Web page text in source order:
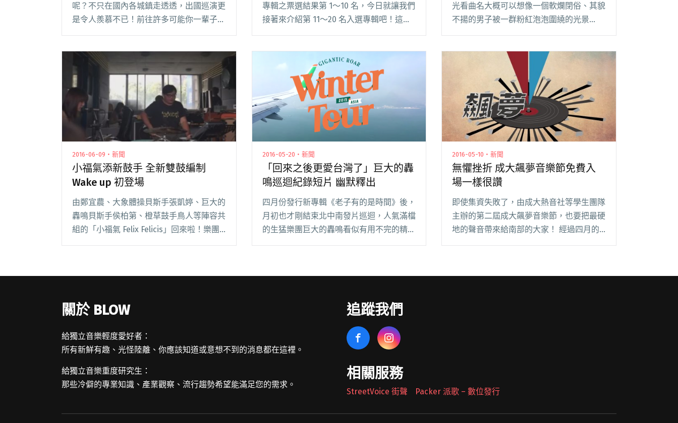
呢？不只在國內各城鎮走透透，出國巡演更
是令人羨慕不已！前往許多可能你一輩子都
不曾想過／不會去的地方，在各大 live
大堆當地美食……，你閱讀全文 "每周三來
樂悠悠看紀錄片聽故事！音樂人現場分享巡
迴辛酸血淚史"
專輯之票選結果第 1～10 名，今日就讓我們
接著來介紹第 11～20 名入選專輯吧！這些
作品將參展 9/13～10/9 在桃園展演中心舉
聽整張作品喔！ 閱讀全文 "2016 桃園鐵玫
瑰音樂展 最佳獨立專輯票選結果出爐！
（11～20名）"
光看曲名大概可以想像一個軟爛閉俗、其貌
不揚的男子被一群粉紅泡泡圍繞的光景
（笑），沒錯，故事描述一位宅男愛上了美
操，在腦中與對方ＯＯＸＸ卻不敢主動出
擊，於是，閱讀全文 "Flux 首波主打
MV〈宅男的戀愛日常〉跟宅宅一起跳舞
吧！"
2016-06-09・新聞
小福氣添新鼓手 全新雙鼓編制
Wake up 初登場
由鄭宜農、大象體操貝斯手張凱婷、巨大的
轟鳴貝斯手侯柏第、橙草鼓手鳥人等陣容共
組的「小福氣 Felix Felicis」回來啦！樂團
2016-05-20・新聞
「回來之後更愛台灣了」巨大的轟
鳴巡迴紀錄短片 幽默釋出
四月份發行新專輯《老子有的是時間》後，
月初也才剛結束北中南發片巡迴，人氣滿檔
的生猛樂團巨大的轟鳴看似有用不完的精
2016-05-10・新聞
無懼挫折 成大飆夢音樂節免費入
場一樣很讚
即使集資失敗了，由成大熱音社等學生團隊
主辦的第二屆成大飆夢音樂節，也要把最硬
地的聲音帶來給南部的大家！ 經過四月的
關於 BLOW
給獨立音樂輕度愛好者：
所有新鮮有趣、光怪陸離、你應該知道或意想不到的消息都在這裡。
給獨立音樂重度研究生：
那些冷僻的專業知識、產業觀察、流行趨勢希望能滿足您的需求。
追蹤我們
相關服務
StreetVoice 街聲 Packer 派歌 – 數位發行